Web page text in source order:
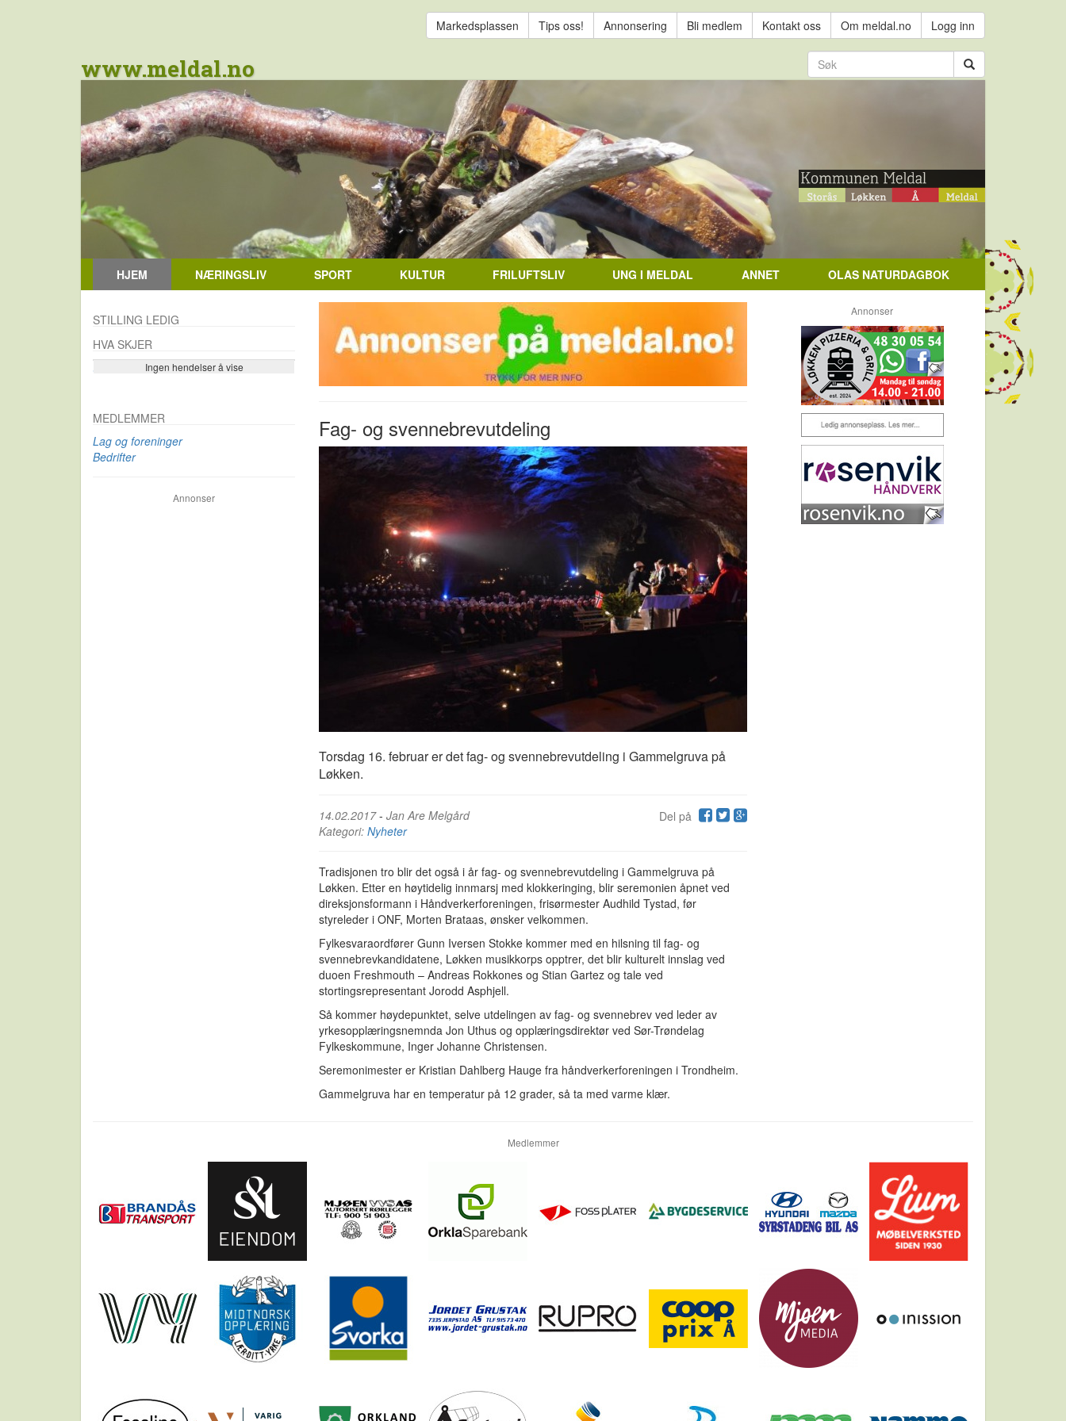
Markedsplassen Tips oss! Annonsering Bli medlem Kontakt oss Om meldal.no Logg inn
www.meldal.no
HJEM NÆRINGSLIV SPORT KULTUR FRILUFTSLIV UNG I MELDAL ANNET OLAS NATURDAGBOK
Fag- og svennebrevutdeling
Torsdag 16. februar er det fag- og svennebrevutdeling i Gammelgruva på
Løkken.
Del på
14.02.2017- Jan Are Melgård
Kategori: Nyheter
Tradisjonen tro blir det også i år fag- og svennebrevutdeling i Gammelgruva på
Løkken. Etter en høytidelig innmarsj med klokkeringing, blir seremonien åpnet ved
direksjonsformann i Håndverkerforeningen, frisørmester Audhild Tystad, før
styreleder i ONF, Morten Brataas, ønsker velkommen.
Fylkesvaraordfører Gunn Iversen Stokke kommer med en hilsning til fag- og
svennebrevkandidatene, Løkken musikkorps opptrer, det blir kulturelt innslag ved
duoen Freshmouth – Andreas Rokkones og Stian Gartez og tale ved
stortingsrepresentant Jorodd Asphjell.
Så kommer høydepunktet, selve utdelingen av fag- og svennebrev ved leder av
yrkesopplæringsnemnda Jon Uthus og opplæringsdirektør ved Sør-Trøndelag
Fylkeskommune, Inger Johanne Christensen.
Seremonimester er Kristian Dahlberg Hauge fra håndverkerforeningen i Trondheim.
Gammelgruva har en temperatur på 12 grader, så ta med varme klær.
STILLING LEDIG
HVA SKJER
Ingen hendelser å vise
Se flere…
MEDLEMMER
Lag og foreninger
Bedrifter
Annonser
Annonser
Medlemmer